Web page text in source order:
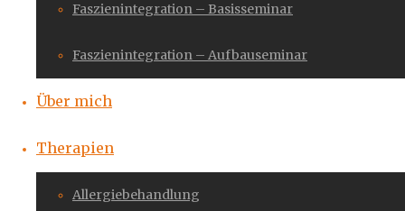
Faszienintegration – Basisseminar
Faszienintegration – Aufbauseminar
Über mich
Therapien
Allergiebehandlung